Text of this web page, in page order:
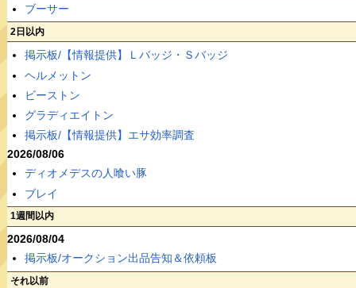
ブーサー
2日以内
掲示板/【情報提供】Ｌバッジ・Ｓバッジ
ヘルメットン
ビーストン
グラディエイトン
掲示板/【情報提供】エサ効率調査
2026/08/06
ディオメデスの人喰い豚
ブレイ
1週間以内
2026/08/04
掲示板/オークション出品告知＆依頼板
それ以前